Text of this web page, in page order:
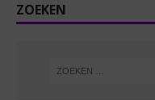
ZOEKEN